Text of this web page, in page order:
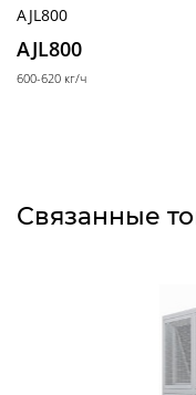
AJL800
AJL800
600-620 кг/ч
Связанные